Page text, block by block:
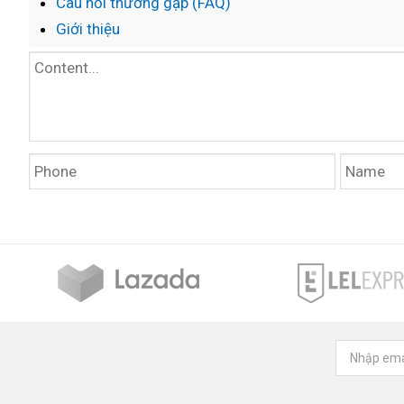
Giới thiệu